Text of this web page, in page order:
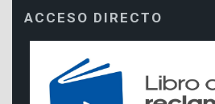
ACCESO DIRECTO